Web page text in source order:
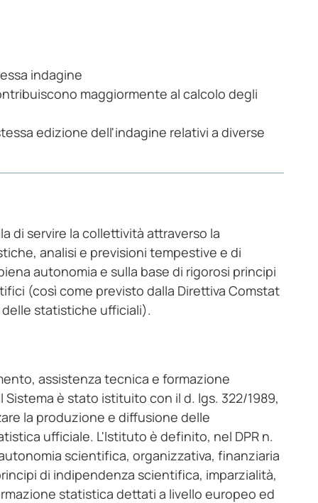
indagine
maggiormente al calcolo degli
edizione dell'indagine relativi a diverse
di servire la collettività attraverso la
analisi e previsioni tempestive e di
autonomia e sulla base di rigorosi principi
(così come previsto dalla Direttiva Comstat
delle statistiche ufficiali).
assistenza tecnica e formazione
è stato istituito con il d. lgs. 322/1989,
la produzione e diffusione delle
ufficiale. L'Istituto è definito, nel DPR n.
scientifica, organizzativa, finanziaria
di indipendenza scientifica, imparzialità,
statistica dettati a livello europeo ed